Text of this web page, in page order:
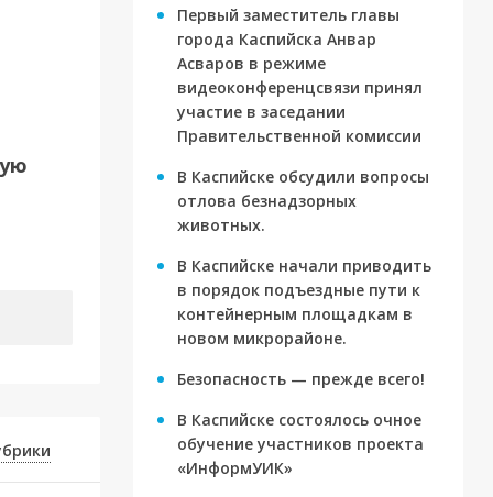
Первый заместитель главы
города Каспийска Анвар
Асваров в режиме
видеоконференцсвязи принял
участие в заседании
Правительственной комиссии
В Каспийске обсудили вопросы
отлова безнадзорных
животных.
В Каспийске начали приводить
в порядок подъездные пути к
контейнерным площадкам в
новом микрорайоне.
Безопасность — прежде всего!
В Каспийске состоялось очное
обучение участников проекта
«ИнформУИК»